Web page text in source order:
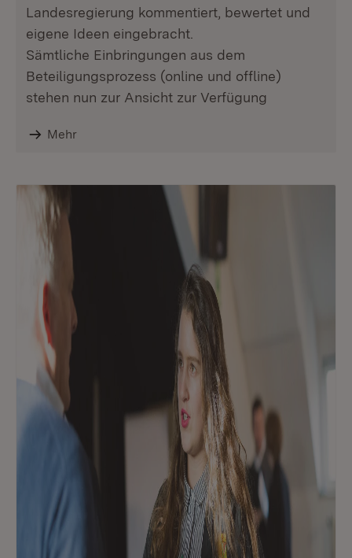
Landesregierung kommentiert, bewertet und
eigene Ideen eingebracht.
Sämtliche Einbringungen aus dem
Beteiligungsprozess (online und offline)
stehen nun zur Ansicht zur Verfügung
Mehr